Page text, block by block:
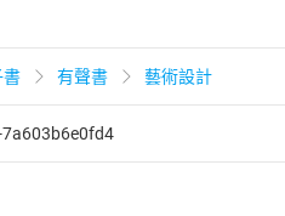
書 有聲書 藝術設計